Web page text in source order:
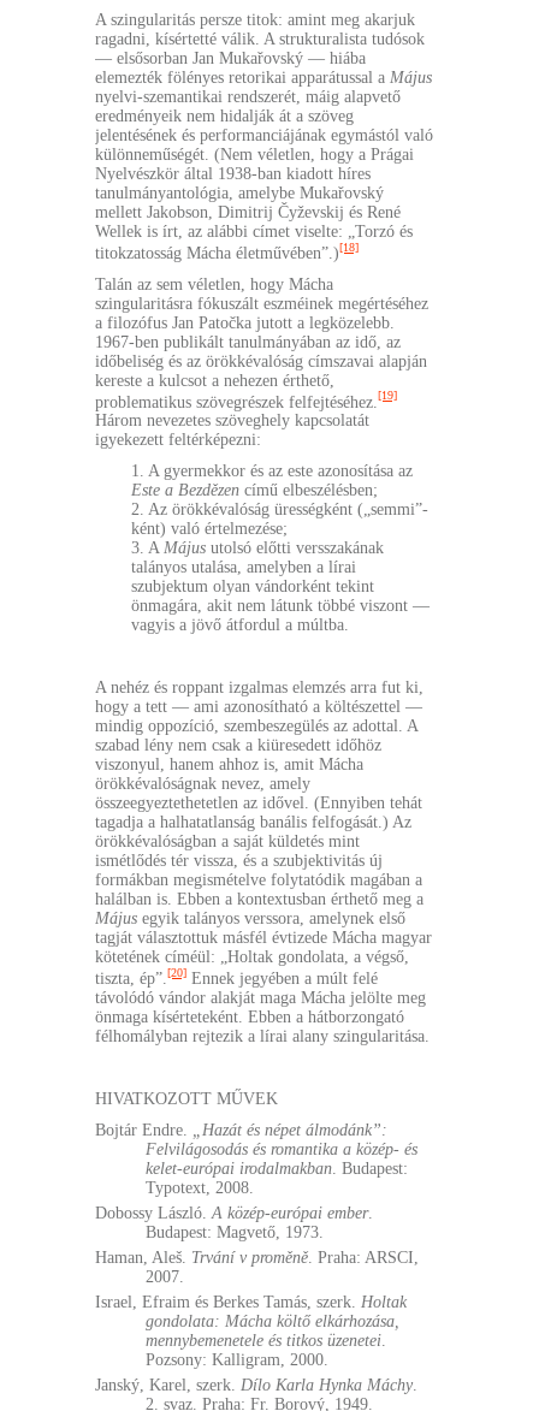
A szingularitás persze titok: amint meg akarjuk
ragadni, kísértetté válik. A strukturalista tudósok
— elsősorban Jan Mukařovský — hiába
elemezték fölényes retorikai apparátussal a Május
nyelvi-szemantikai rendszerét, máig alapvető
eredményeik nem hidalják át a szöveg
jelentésének és performanciájának egymástól való
különneműségét. (Nem véletlen, hogy a Prágai
Nyelvészkör által 1938-ban kiadott híres
tanulmányantológia, amelybe Mukařovský
mellett Jakobson, Dimitrij Čyževskij és René
Wellek is írt, az alábbi címet viselte: „Torzó és
titokzatosság Mácha életművében”.)[18]
Talán az sem véletlen, hogy Mácha
szingularitásra fókuszált eszméinek megértéséhez
a filozófus Jan Patočka jutott a legközelebb.
1967-ben publikált tanulmányában az idő, az
időbeliség és az örökkévalóság címszavai alapján
kereste a kulcsot a nehezen érthető,
problematikus szövegrészek felfejtéséhez. [19]
Három nevezetes szöveghely kapcsolatát
igyekezett feltérképezni:
1. A gyermekkor és az este azonosítása az
Este a Bezdězen című elbeszélésben;
2. Az örökkévalóság ürességként („semmi”-
ként) való értelmezése;
3. A Május utolsó előtti versszakának
talányos utalása, amelyben a lírai
szubjektum olyan vándorként tekint
önmagára, akit nem látunk többé viszont —
vagyis a jövő átfordul a múltba.
A nehéz és roppant izgalmas elemzés arra fut ki,
hogy a tett — ami azonosítható a költészettel —
mindig oppozíció, szembeszegülés az adottal. A
szabad lény nem csak a kiüresedett időhöz
viszonyul, hanem ahhoz is, amit Mácha
örökkévalóságnak nevez, amely
összeegyeztethetetlen az idővel. (Ennyiben tehát
tagadja a halhatatlanság banális felfogását.) Az
örökkévalóságban a saját küldetés mint
ismétlődés tér vissza, és a szubjektivitás új
formákban megismételve folytatódik magában a
halálban is. Ebben a kontextusban érthető meg a
Május egyik talányos verssora, amelynek első
tagját választottuk másfél évtizede Mácha magyar
kötetének címéül: „Holtak gondolata, a végső,
tiszta, ép”.[20] Ennek jegyében a múlt felé
távolódó vándor alakját maga Mácha jelölte meg
önmaga kísérteteként. Ebben a hátborzongató
félhomályban rejtezik a lírai alany szingularitása.
HIVATKOZOTT MŰVEK
Bojtár Endre. „Hazát és népet álmodánk”:
Felvilágosodás és romantika a közép- és
kelet-európai irodalmakban. Budapest:
Typotext, 2008.
Dobossy László.A közép-európai ember.
Budapest: Magvető, 1973.
Haman, Aleš. Trvání v proměně. Praha: ARSCI,
2007.
Israel, Efraim és Berkes Tamás, szerk. Holtak
gondolata: Mácha költő elkárhozása,
mennybemenetele és titkos üzenetei.
Pozsony: Kalligram, 2000.
Janský, Karel, szerk. Dílo Karla Hynka Máchy.
2. svaz. Praha: Fr. Borový, 1949.